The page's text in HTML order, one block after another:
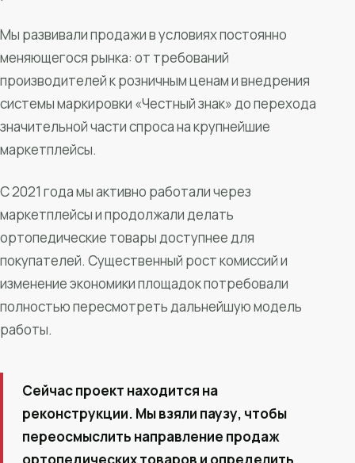
Мы развивали продажи в условиях постоянно
меняющегося рынка: от требований
производителей к розничным ценам и внедрения
системы маркировки «Честный знак» до перехода
значительной части спроса на крупнейшие
маркетплейсы.
С 2021 года мы активно работали через
маркетплейсы и продолжали делать
ортопедические товары доступнее для
покупателей. Существенный рост комиссий и
изменение экономики площадок потребовали
полностью пересмотреть дальнейшую модель
работы.
Сейчас проект находится на
реконструкции. Мы взяли паузу, чтобы
переосмыслить направление продаж